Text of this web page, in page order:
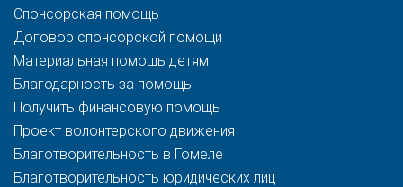
Спонсорская помощь
Договор спонсорской помощи
Материальная помощь детям
Благодарность за помощь
Получить финансовую помощь
Проект волонтерского движения
Благотворительность в Гомеле
Благотворительность юридических лиц